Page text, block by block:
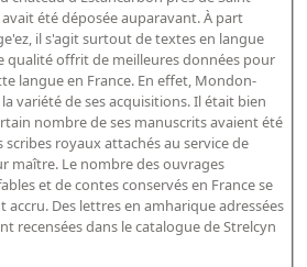
Bibliothèque
d'expositions
du XXe siècle
été déposée auparavant. À part
il s'agit surtout de textes en langue
qualité offrit de meilleures données pour
langue en France. En effet, Mondon-
variété de ses acquisitions. Il était bien
nombre de ses manuscrits avaient été
royaux attachés au service de
maître. Le nombre des ouvrages
et de contes conservés en France se
Des lettres en amharique adressées
recensées dans le catalogue de Strelcyn